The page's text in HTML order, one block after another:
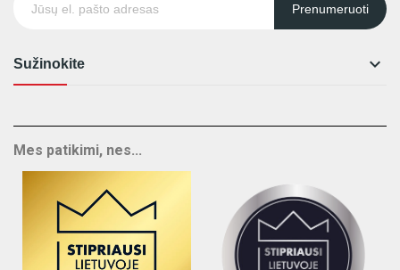
Prenumeruoti
Sužinokite 
Mes patikimi, nes...